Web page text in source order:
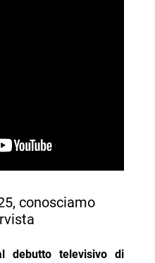
conosciamo
debutto televisivo di